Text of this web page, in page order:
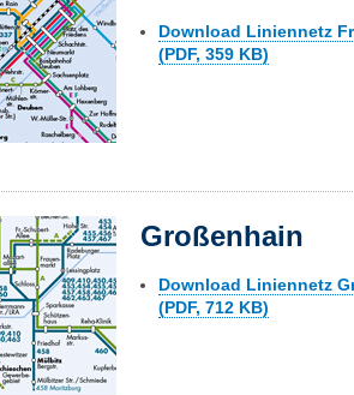
Download Liniennetz
(PDF, 359 KB)
Großenhain
Download Liniennetz
(PDF, 712 KB)